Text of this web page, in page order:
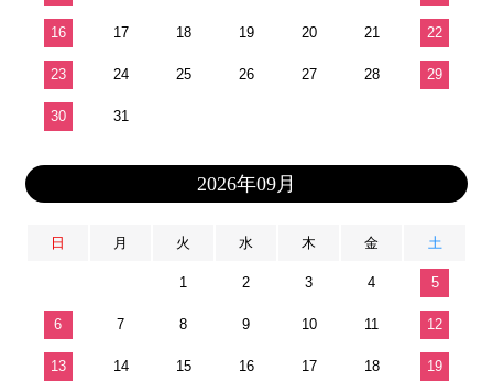
16 17 18 19 20 21 22
23 24 25 26 27 28 29
30 31
2026年09月
日 月 火 水 木 金 土
1 2 3 4 5
6 7 8 9 10 11 12
13 14 15 16 17 18 19